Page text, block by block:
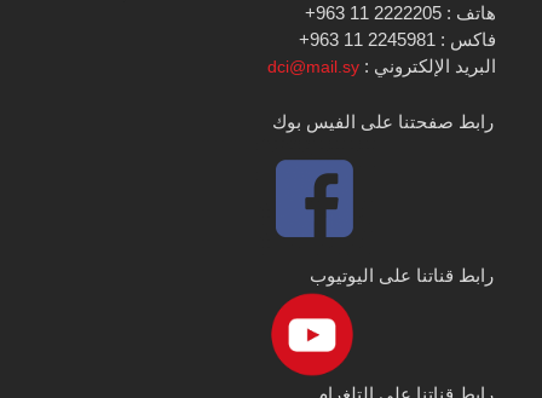
هاتف : 2222205 11 963+
فاكس : 2245981 11 963+
البريد الإلكتروني :dci@mail.sy
رابط صفحتنا على الفيس بوك
رابط قناتنا على اليوتيوب
رابط قناتنا على التلغرام